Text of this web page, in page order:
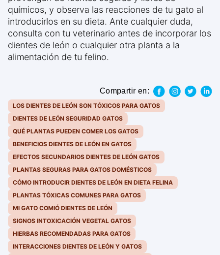
químicos, y observa las reacciones de tu gato al
introducirlos en su dieta. Ante cualquier duda,
consulta con tu veterinario antes de incorporar los
dientes de león o cualquier otra planta a la
alimentación de tu felino.
Compartir en:
LOS DIENTES DE LEÓN SON TÓXICOS PARA GATOS
DIENTES DE LEÓN SEGURIDAD GATOS
QUÉ PLANTAS PUEDEN COMER LOS GATOS
BENEFICIOS DIENTES DE LEÓN EN GATOS
EFECTOS SECUNDARIOS DIENTES DE LEÓN GATOS
PLANTAS SEGURAS PARA GATOS DOMÉSTICOS
CÓMO INTRODUCIR DIENTES DE LEÓN EN DIETA FELINA
PLANTAS TÓXICAS COMUNES PARA GATOS
MI GATO COMIÓ DIENTES DE LEÓN
SIGNOS INTOXICACIÓN VEGETAL GATOS
HIERBAS RECOMENDADAS PARA GATOS
INTERACCIONES DIENTES DE LEÓN Y GATOS